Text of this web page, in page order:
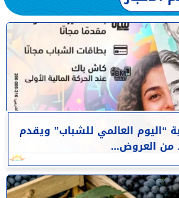
العالمي للشباب” ويقدم
من العروض...